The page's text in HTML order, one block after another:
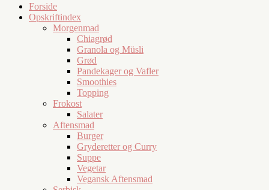
Forside
Opskriftindex
Morgenmad
Chiagrød
Granola og Müsli
Grød
Pandekager og Vafler
Smoothies
Topping
Frokost
Salater
Aftensmad
Burger
Gryderetter og Curry
Suppe
Vegetar
Vegansk Aftensmad